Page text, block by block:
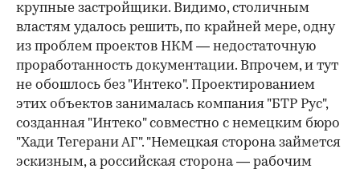
крупные застройщики. Видимо, столичным
властям удалось решить, по крайней мере, одну
из проблем проектов НКМ — недостаточную
проработанность документации. Впрочем, и тут
не обошлось без "Интеко". Проектированием
этих объектов занималась компания "БТР Рус",
созданная "Интеко" совместно с немецким бюро
"Хади Тегерани АГ". "Немецкая сторона займется
эскизным, а российская сторона — рабочим